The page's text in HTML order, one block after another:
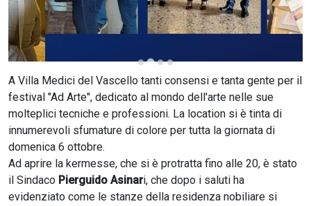
A Villa Medici del Vascello tanti consensi e tanta gente per il
festival "Ad Arte", dedicato al mondo dell'arte nelle sue
molteplici tecniche e professioni. La location si è tinta di
innumerevoli sfumature di colore per tutta la giornata di
domenica 6 ottobre.
Ad aprire la kermesse, che si è protratta fino alle 20, è stato
il Sindaco Pierguido Asinari, che dopo i saluti ha
evidenziato come le stanze della residenza nobiliare si